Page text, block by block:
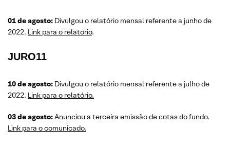
01 de agosto: Divulgou o relatório mensal referente a junho de
2022. Link para o relatorio.
JURO11
10 de agosto: Divulgou o relatório mensal referente a julho de
2022. Link para o relatório.
03 de agosto:Anunciou a terceira emissão de cotas do fundo.
Link para o comunicado.